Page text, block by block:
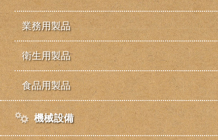
業務用製品
衛生用製品
食品用製品
機械設備